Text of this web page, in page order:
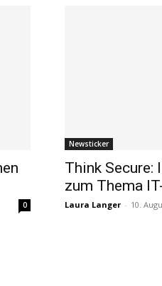
0
Newsticker
Think Secure:
zum Thema
Laura Langer - 10.